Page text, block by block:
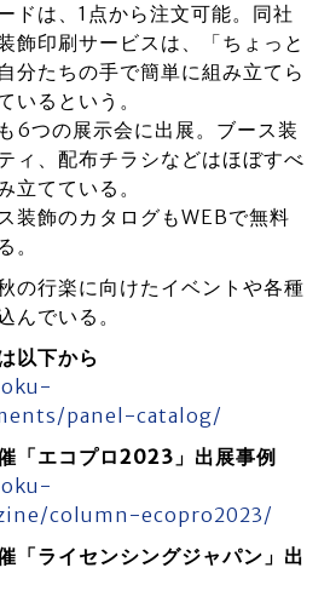
ドは、1点から注文可能。同社
飾印刷サービスは、「ちょっと
分たちの手で簡単に組み立てら
いるという。
6つの展示会に出展。ブース装
ィ、配布チラシなどはほぼすべ
立てている。
装飾のカタログもWEBで無料
。
の行楽に向けたイベントや各種
んでいる。
以下から
panel-catalog/
「エコプロ2023」出展事例
column-ecopro2023/
「ライセンシングジャパン」出